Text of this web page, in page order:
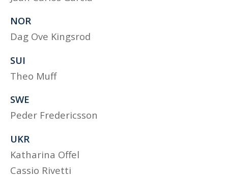
NOR
Dag Ove Kingsrod
SUI
Theo Muff
SWE
Peder Fredericsson
UKR
Katharina Offel
Cassio Rivetti